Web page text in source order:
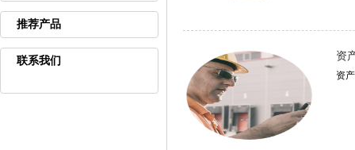
推荐产品
联系我们 资
资